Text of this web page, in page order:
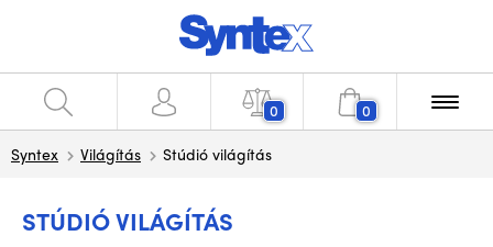
0 0
Syntex Világítás Stúdió világítás
STÚDIÓ VILÁGÍTÁS